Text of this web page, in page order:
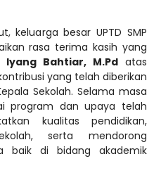
keluarga besar UPTD SMP
rasa terima kasih yang
Iyang Bahtiar, M.Pd atas
yang telah diberikan
Sekolah. Selama masa
program dan upaya telah
kualitas pendidikan,
serta mendorong
baik di bidang akademik